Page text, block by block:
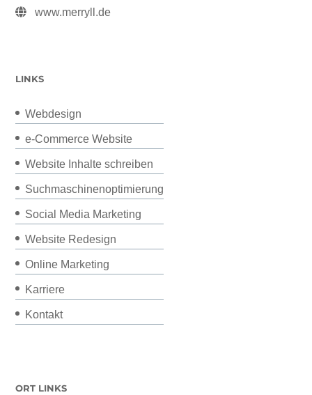
www.merryll.de
LINKS
Webdesign
e-Commerce Website
Website Inhalte schreiben
Suchmaschinenoptimierung
Social Media Marketing
Website Redesign
Online Marketing
Karriere
Kontakt
ORT LINKS